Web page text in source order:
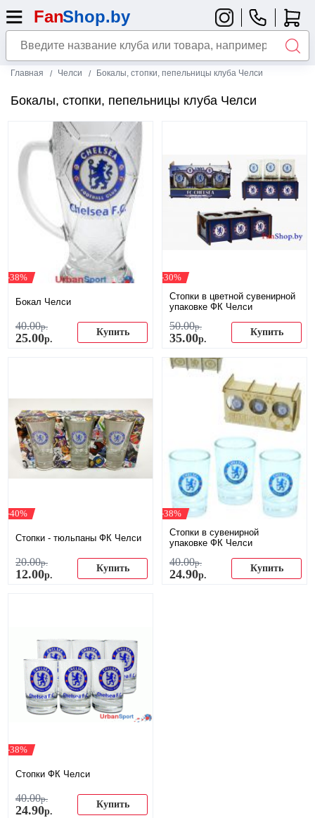
Главная Челси Бокалы, стопки, пепельницы клуба Челси
Бокалы, стопки, пепельницы клуба Челси
-38%
Бокал Челси
40.00р.
25.00р.
Купить
-30%
Стопки в цветной сувенирной
упаковке ФК Челси
50.00р.
35.00р.
Купить
-40%
Стопки - тюльпаны ФК Челси
20.00р.
12.00р.
Купить
-38%
Стопки в сувенирной
упаковке ФК Челси
40.00р.
24.90р.
Купить
-38%
Стопки ФК Челси
40.00р.
24.90р.
Купить